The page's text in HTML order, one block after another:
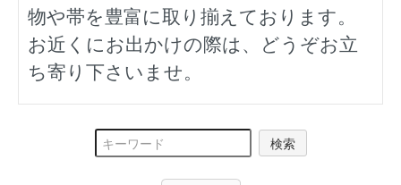
物や帯を豊富に取り揃えております。
お近くにお出かけの際は、どうぞお立
ち寄り下さいませ。
検索